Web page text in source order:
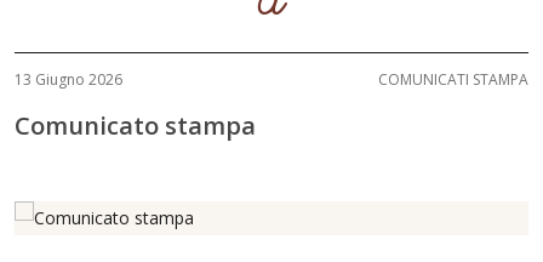
13 Giugno 2026 COMUNICATI STAMPA
Comunicato stampa